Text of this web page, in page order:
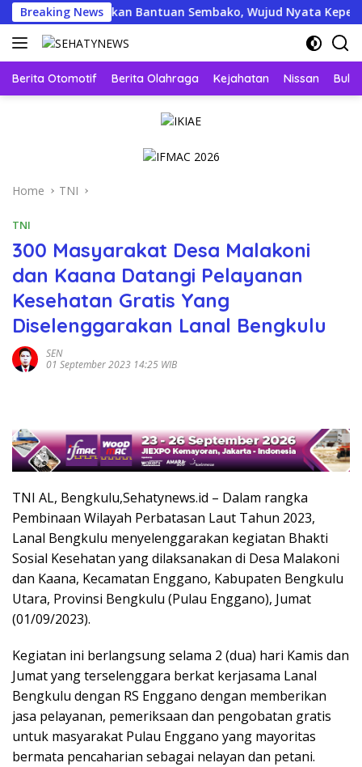
Skip
to
content
Breaking News
Salurkan Bantuan Sembako, Wujud Nyata Kepedulian
Berita Otomotif Berita Olahraga Kejahatan Nissan
Home TNI
TNI
300 Masyarakat Desa Malakoni
dan Kaana Datangi Pelayanan
Kesehatan Gratis Yang
Diselenggarakan Lanal Bengkulu
SEN
01 September 2023 14:25 WIB
TNI AL, Bengkulu,Sehatynews.id – Dalam rangka
Pembinaan Wilayah Perbatasan Laut Tahun 2023,
Lanal Bengkulu menyelenggarakan kegiatan Bhakti
Sosial Kesehatan yang dilaksanakan di Desa Malakoni
dan Kaana, Kecamatan Enggano, Kabupaten Bengkulu
Utara, Provinsi Bengkulu (Pulau Enggano), Jumat
(01/09/2023).
Kegiatan ini berlangsung selama 2 (dua) hari Kamis dan
Jumat yang terselenggara berkat kerjasama Lanal
Bengkulu dengan RS Enggano dengan memberikan
jasa pelayanan, pemeriksaan dan pengobatan gratis
untuk masyarakat Pulau Enggano yang mayoritas
bermata pencaharian sebagai nelayan dan petani.